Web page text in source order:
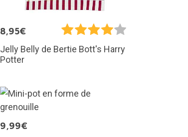
8,95€
Jelly Belly de Bertie Bott's Harry
Potter
9,99€